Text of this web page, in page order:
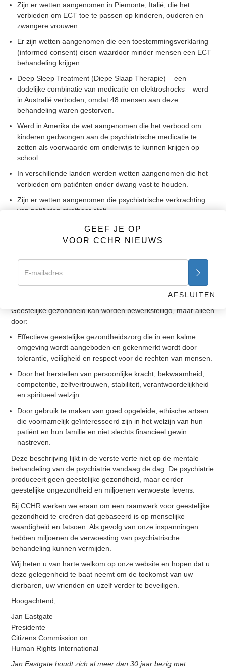
Zijn er wetten aangenomen in Piemonte, Italië, die het
verbieden om ECT toe te passen op kinderen, ouderen en
zwangere vrouwen.
Er zijn wetten aangenomen die een toestemmingsverklaring
(informed consent) eisen waardoor minder mensen een ECT
behandeling krijgen.
Deep Sleep Treatment (Diepe Slaap Therapie) – een
dodelijke combinatie van medicatie en elektroshocks – werd
in Australië verboden, omdat 48 mensen aan deze
behandeling waren gestorven.
Werd in Amerika de wet aangenomen die het verbood om
kinderen gedwongen aan de psychiatrische medicatie te
zetten als voorwaarde om onderwijs te kunnen krijgen op
school.
In verschillende landen werden wetten aangenomen die het
verbieden om patiënten onder dwang vast te houden.
Zijn er wetten aangenomen die psychiatrische verkrachting
van patiënten strafbaar stelt.
Verder werden er precedenten geschapen die garanderen
dat patiënten die door een psychiater verkracht worden, het
en een schadevergoeding te eisen op grond van schadelijke
psychiatrische behandeling.
Er zijn duizenden burgers bevrijd van onrechtmatige opname
en patiënten kregen hun wettelijke rechten terug.
Geestelijke gezondheid kan worden bewerkstelligd, maar alleen
door:
Effectieve geestelijke gezondheidszorg die in een kalme
omgeving wordt aangeboden en gekenmerkt wordt door
tolerantie, veiligheid en respect voor de rechten van mensen.
Door het herstellen van persoonlijke kracht, bekwaamheid,
competentie, zelfvertrouwen, stabiliteit, verantwoordelijkheid
en spiritueel welzijn.
Door gebruik te maken van goed opgeleide, ethische artsen
die voornamelijk geïnteresseerd zijn in het welzijn van hun
patiënt en hun familie en niet slechts financieel gewin
nastreven.
Deze beschrijving lijkt in de verste verte niet op de mentale
behandeling van de psychiatrie vandaag de dag. De psychiatrie
produceert geen geestelijke gezondheid, maar eerder
geestelijke ongezondheid en miljoenen verwoeste levens.
Bij CCHR werken we eraan om een raamwerk voor geestelijke
gezondheid te creëren dat gebaseerd is op menselijke
waardigheid en fatsoen. Als gevolg van onze inspanningen
hebben miljoenen de verwoesting van psychiatrische
behandeling kunnen vermijden.
Wij heten u van harte welkom op onze website en hopen dat u
deze gelegenheid te baat neemt om de toekomst van uw
dierbaren, uw vrienden en uzelf verder te beveiligen.
Hoogachtend,
Jan Eastgate
Presidente
Citizens Commission on
Human Rights International
Jan Eastgate houdt zich al meer dan 30 jaar bezig met
GEEF JE OP
VOOR CCHR NIEUWS
AFSLUITEN